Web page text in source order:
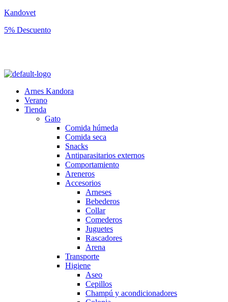
Kandovet
5% Descuento
Arnes Kandora
Verano
Tienda
Gato
Comida húmeda
Comida seca
Snacks
Antiparasitarios externos
Comportamiento
Areneros
Accesorios
Arneses
Bebederos
Collar
Comederos
Juguetes
Rascadores
Arena
Transporte
Higiene
Aseo
Cepillos
Champú y acondicionadores